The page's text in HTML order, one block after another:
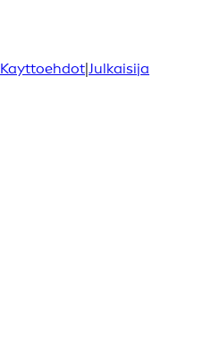
Kayttoehdot|Julkaisija